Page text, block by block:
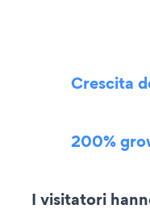
Crescita
200%
I visitatori